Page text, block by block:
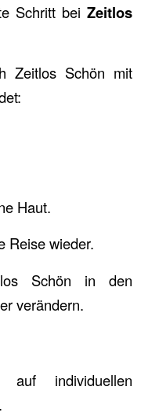
Schritt beiZeitlos
Zeitlos Schön mit
Haut.
Reise wieder.
Schön in den
verändern.
individuellen